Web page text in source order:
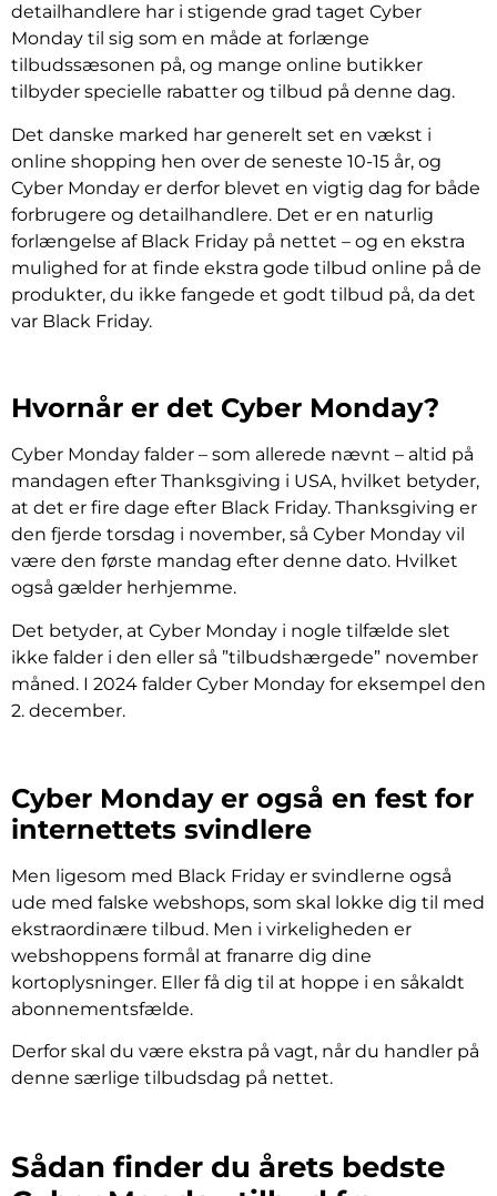
detailhandlere har i stigende grad taget Cyber
Monday til sig som en måde at forlænge
tilbudssæsonen på, og mange online butikker
tilbyder specielle rabatter og tilbud på denne dag.
Det danske marked har generelt set en vækst i
online shopping hen over de seneste 10-15 år, og
Cyber Monday er derfor blevet en vigtig dag for både
forbrugere og detailhandlere. Det er en naturlig
forlængelse af Black Friday på nettet – og en ekstra
mulighed for at finde ekstra gode tilbud online på de
produkter, du ikke fangede et godt tilbud på, da det
var Black Friday.
Hvornår er det Cyber Monday?
Cyber Monday falder – som allerede nævnt – altid på
mandagen efter Thanksgiving i USA, hvilket betyder,
at det er fire dage efter Black Friday. Thanksgiving er
den fjerde torsdag i november, så Cyber Monday vil
være den første mandag efter denne dato. Hvilket
også gælder herhjemme.
Det betyder, at Cyber Monday i nogle tilfælde slet
ikke falder i den eller så ”tilbudshærgede” november
måned. I 2024 falder Cyber Monday for eksempel den
2. december.
Cyber Monday er også en fest for
internettets svindlere
Men ligesom med Black Friday er svindlerne også
ude med falske webshops, som skal lokke dig til med
ekstraordinære tilbud. Men i virkeligheden er
webshoppens formål at franarre dig dine
kortoplysninger. Eller få dig til at hoppe i en såkaldt
abonnementsfælde.
Derfor skal du være ekstra på vagt, når du handler på
denne særlige tilbudsdag på nettet.
Sådan finder du årets bedste